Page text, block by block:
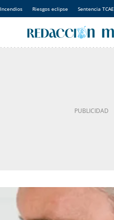
Incendios Riesgos eclipse Sentencia TCAE